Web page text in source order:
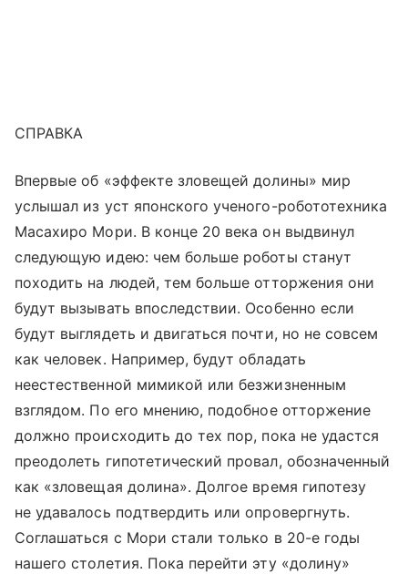
СПРАВКА
Впервые об «эффекте зловещей долины» мир
услышал из уст японского ученого-робототехника
Масахиро Мори. В конце 20 века он выдвинул
следующую идею: чем больше роботы станут
походить на людей, тем больше отторжения они
будут вызывать впоследствии. Особенно если
будут выглядеть и двигаться почти, но не совсем
как человек. Например, будут обладать
неестественной мимикой или безжизненным
взглядом. По его мнению, подобное отторжение
должно происходить до тех пор, пока не удастся
преодолеть гипотетический провал, обозначенный
как «зловещая долина». Долгое время гипотезу
не удавалось подтвердить или опровергнуть.
Соглашаться с Мори стали только в 20-е годы
нашего столетия. Пока перейти эту «долину»